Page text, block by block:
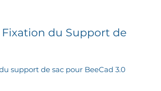
du Support de
support de sac pour BeeCad 3.0